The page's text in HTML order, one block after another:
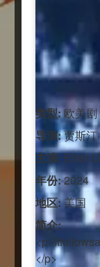
类型: 欧美剧
导演:贾斯汀
主演:Elish
年份:2024
地区:美国
简介:
</p>